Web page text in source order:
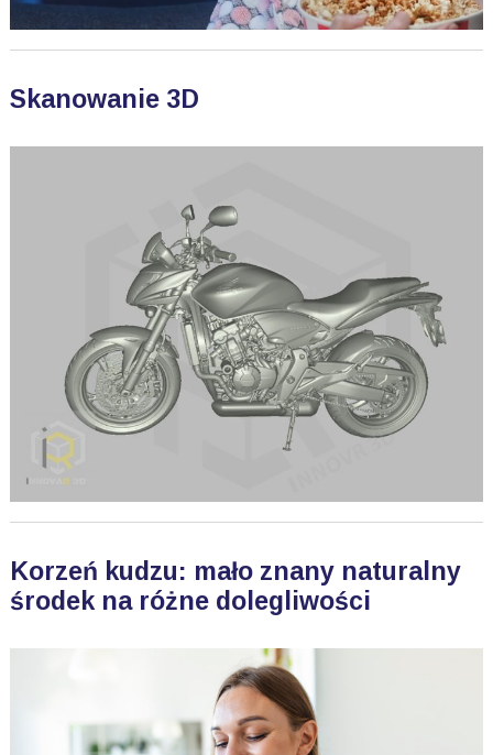
Skanowanie 3D
Korzeń kudzu: mało znany naturalny
środek na różne dolegliwości